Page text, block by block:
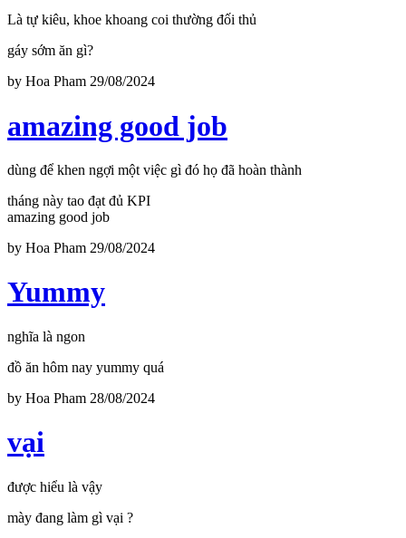
Là tự kiêu, khoe khoang coi thường đối thủ
gáy sớm ăn gì?
by Hoa Pham 29/08/2024
amazing good job
dùng để khen ngợi một việc gì đó họ đã hoàn thành
tháng này tao đạt đủ KPI
amazing good job
by Hoa Pham 29/08/2024
Yummy
nghĩa là ngon
đồ ăn hôm nay yummy quá
by Hoa Pham 28/08/2024
vại
được hiểu là vậy
mày đang làm gì vại ?